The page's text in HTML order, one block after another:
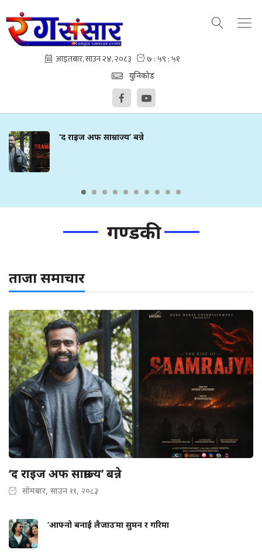
युनिकोड
‘द राइज अफ साम्राज्य’ बन्ने
गण्डकी
ताजा समाचार
‘द राइज अफ साम्राज्य’ बन्ने
सोमबार, साउन ११, २०८३
‘आफ्नो बनाई लैजाउ’मा सुमन र गरिमा